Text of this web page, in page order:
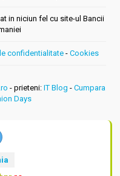
in niciun fel cu site-ul Bancii
confidentialitate - Cookies
- prieteni: IT Blog - Cumpara
Days